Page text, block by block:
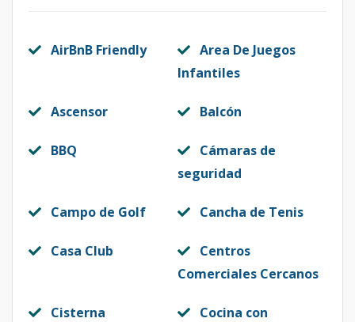
AirBnB Friendly
Area De Juegos
Infantiles
Ascensor Balcón
BBQ
Cámaras de
seguridad
Campo de Golf Cancha de Tenis
Casa Club
Centros
Comerciales Cercanos
Cisterna
Cocina con